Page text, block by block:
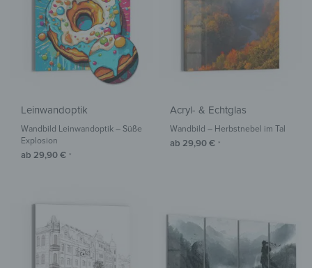
Leinwandoptik
Wandbild Leinwandoptik – Süße
Explosion
ab 29,90€ *
Acryl- & Echtglas
Wandbild – Herbstnebel im Tal
ab 29,90€ *